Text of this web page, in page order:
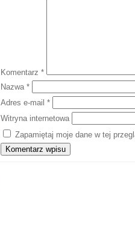
Komentarz *
Nazwa *
Adres e-mail *
Witryna internetowa
Zapamiętaj moje dane w tej